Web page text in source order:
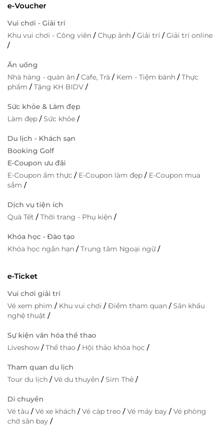
e-Voucher
Vui chơi - Giải trí
Khu vui chơi - Công viên /Chụp ảnh /Giải trí /Giải trí online
/
Ăn uống
Nhà hàng - quán ăn /Cafe, Trà / Kem - Tiệm bánh /Thực
phẩm /Tặng KH BIDV /
Sức khỏe & Làm đẹp
Làm đẹp /Sức khỏe /
Du lịch - Khách sạn
Booking Golf
E-Coupon ưu đãi
E-Coupon ẩm thực / E-Coupon làm đẹp / E-Coupon mua
sắm /
Dịch vụ tiện ích
Quà Tết /Thời trang - Phụ kiện /
Khóa học - Đào tạo
Khóa học ngắn hạn /Trung tâm Ngoại ngữ/
e-Ticket
Vui chơi giải trí
Vé xem phim / Khu vui chơi /Điểm tham quan /Sân khấu
nghệ thuật /
Sự kiện văn hóa thể thao
Liveshow /Thể thao / Hội thảo khóa học /
Tham quan du lịch
Tour du lịch /Vé du thuyền /Sim Thẻ /
Di chuyển
Vé tàu /Vé xe khách /Vé cáp treo /Vé máy bay /Vé phòng
chờ sân bay /